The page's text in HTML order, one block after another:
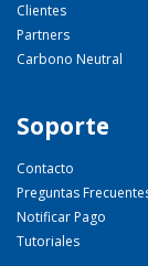
Clientes
Partners
Carbono Neutral
Soporte
Contacto
Preguntas
Notificar Pago
Tutoriales